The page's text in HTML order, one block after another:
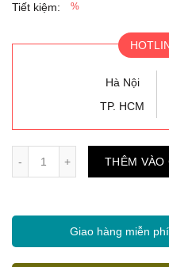
Tiết kiệm:
%
Hà Nội
TP. HCM
THÊM VÀO
Giao hàng miễn